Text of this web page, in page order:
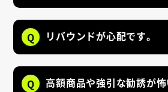
Q リバウンドが心配です。
Q 高額商品や強引な勧誘が